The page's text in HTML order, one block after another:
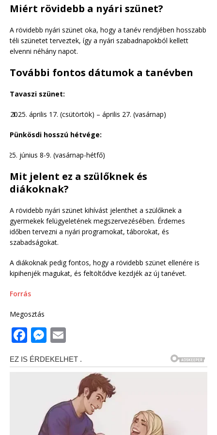
Miért rövidebb a nyári szünet?
A rövidebb nyári szünet oka, hogy a tanév rendjében hosszabb
téli szünetet terveztek, így a nyári szabadnapokból kellett
elvenni néhány napot.
További fontos dátumok a tanévben
Tavaszi szünet:
április 17. (csütörtök) – április 27. (vasárnap)
Pünkösdi hosszú hétvége:
június 8-9. (vasárnap-hétfő)
Mit jelent ez a szülőknek és
diákoknak?
A rövidebb nyári szünet kihívást jelenthet a szülőknek a
gyermekek felügyeletének megszervezésében. Érdemes
időben tervezni a nyári programokat, táborokat, és
szabadságokat.
A diákoknak pedig fontos, hogy a rövidebb szünet ellenére is
kipihenjék magukat, és feltöltődve kezdjék az új tanévet.
Forrás
Megosztás
F
a
c
M
ss
g
e
ai